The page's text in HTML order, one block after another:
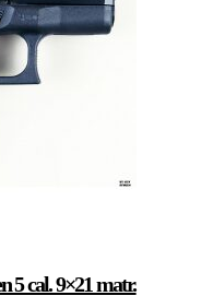
5 cal. 9×21 matr.